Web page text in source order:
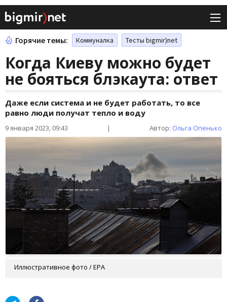
Горячие темы: Коммуналка Тесты bigmir)net
Когда Киеву можно будет
не бояться блэкаута: ответ
Даже если система и не будет работать, то все
равно люди получат тепло и воду
9 января 2023, 09:43 | Автор: Ольга Опенько
Иллюстративное фото / EPA